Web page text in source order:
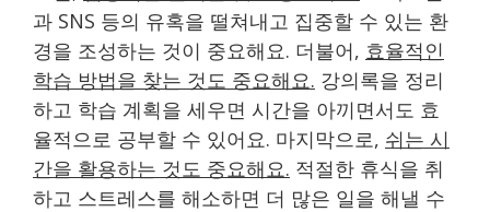
과 SNS 등의 유혹을 떨쳐내고 집중할 수 있는 환
경을 조성하는 것이 중요해요. 더불어, 효율적인
학습 방법을 찾는 것도 중요해요. 강의록을 정리
하고 학습 계획을 세우면 시간을 아끼면서도 효
율적으로 공부할 수 있어요. 마지막으로, 쉬는 시
간을 활용하는 것도 중요해요. 적절한 휴식을 취
하고 스트레스를 해소하면 더 많은 일을 해낼 수